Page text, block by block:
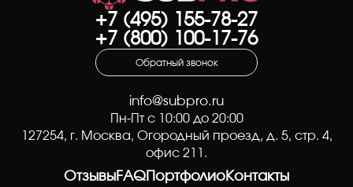
+7 (495) 155-78-27
+7 (800) 100-17-76
Обратный звонок
info@subpro.ru
Пн-Пт с 10:00 до 20:00
127254, г. Москва, Огородный проезд, д. 5, стр. 4,
офис 211.
ОтзывыFAQ ПортфолиоКонтакты